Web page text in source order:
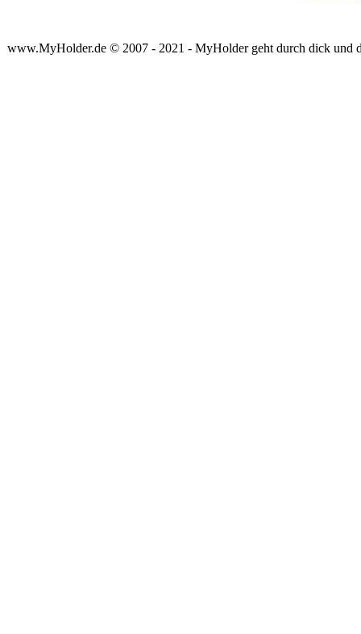
www.MyHolder.de © 2007 - 2021 - MyHolder geht durch dick und